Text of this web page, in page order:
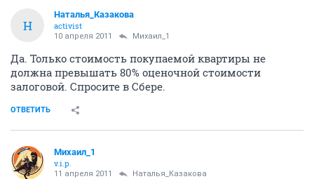
Н
Наталья_Казакова
activist
10 апреля 2011 Михаил_1
Да. Только стоимость покупаемой квартиры не
должна превышать 80% оценочной стоимости
залоговой. Спросите в Сбере.
ОТВЕТИТЬ
Михаил_1
v.i.p.
11 апреля 2011 Наталья_Казакова